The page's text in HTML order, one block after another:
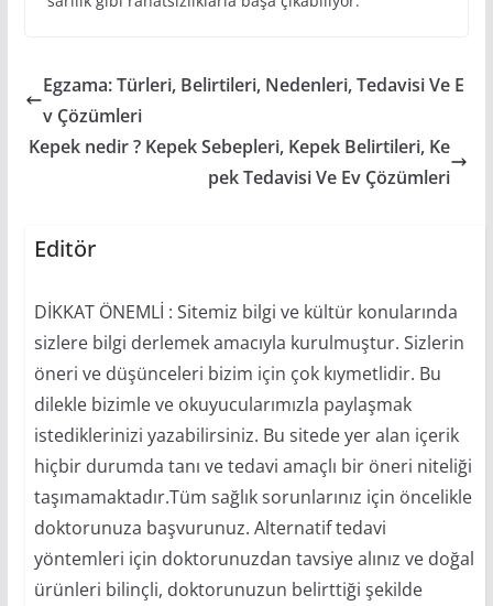
Egzama: Türleri, Belirtileri, Nedenleri, Tedavisi Ve E
v Çözümleri
Kepek nedir ? Kepek Sebepleri, Kepek Belirtileri, Ke
pek Tedavisi Ve Ev Çözümleri
Editör
DİKKAT ÖNEMLİ : Sitemiz bilgi ve kültür konularında
sizlere bilgi derlemek amacıyla kurulmuştur. Sizlerin
öneri ve düşünceleri bizim için çok kıymetlidir. Bu
dilekle bizimle ve okuyucularımızla paylaşmak
istediklerinizi yazabilirsiniz. Bu sitede yer alan içerik
hiçbir durumda tanı ve tedavi amaçlı bir öneri niteliği
taşımamaktadır.Tüm sağlık sorunlarınız için öncelikle
doktorunuza başvurunuz. Alternatif tedavi
yöntemleri için doktorunuzdan tavsiye alınız ve doğal
ürünleri bilinçli, doktorunuzun belirttiği şekilde